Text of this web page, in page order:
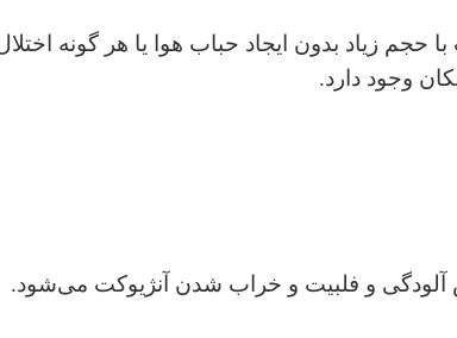
زیاد بدون ایجاد حباب هوا یا هر گونه
وجود دارد.
و فلبیت و خراب شدن آنژیوکت می‌شود.